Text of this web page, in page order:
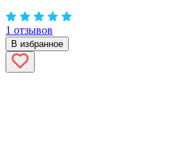
1 отзывов
В избранное